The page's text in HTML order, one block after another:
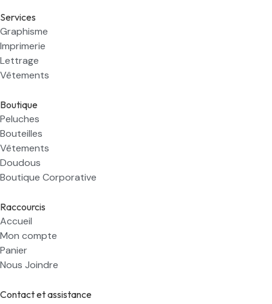
Services
Graphisme
Imprimerie
Lettrage
Vêtements
Boutique
Peluches
Bouteilles
Vêtements
Doudous
Boutique Corporative
Raccourcis
Accueil
Mon compte
Panier
Nous Joindre
Contact et assistance